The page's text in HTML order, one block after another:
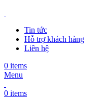
Tin tức
Hỗ trợ khách hàng
Liên hệ
0 items
Menu
0 items